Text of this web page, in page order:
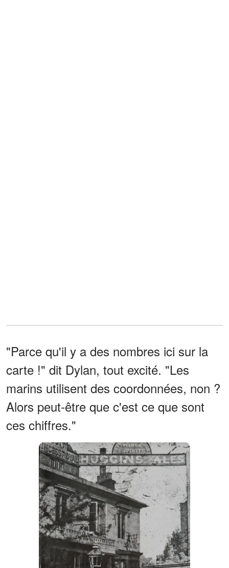
"Parce qu'il y a des nombres ici sur la
carte !" dit Dylan, tout excité. "Les
marins utilisent des coordonnées, non ?
Alors peut-être que c'est ce que sont
ces chiffres."